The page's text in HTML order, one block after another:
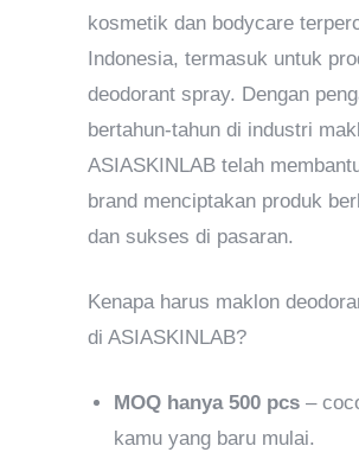
kosmetik dan bodycare
Indonesia, termasuk untuk
deodorant spray. Dengan
bertahun-tahun di industri
ASIASKINLAB telah
brand menciptakan produk
dan sukses di pasaran.
Kenapa harus maklon
di ASIASKINLAB?
MOQ hanya 500 pcs –
kamu yang baru mulai.